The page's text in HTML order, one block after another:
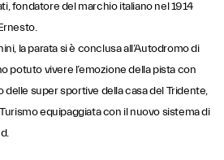
fondatore del marchio italiano nel 1914
la parata si è conclusa all’Autodromo di
potuto vivere l’emozione della pista con
delle super sportive della casa del Tridente,
equipaggiata con il nuovo sistema di